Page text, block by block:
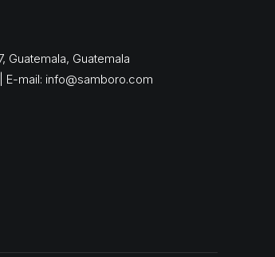
Guatemala, Guatemala
mail: info@samboro.com